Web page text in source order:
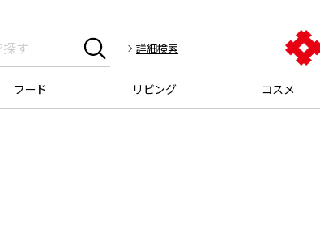
詳細検索
フード リビング コスメ